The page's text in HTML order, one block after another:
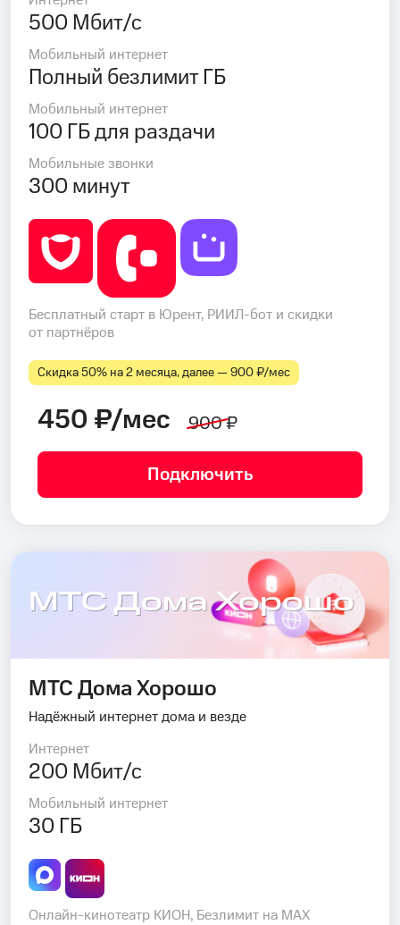
500 Мбит/с
Мобильный интернет
Полный безлимит ГБ
Мобильный интернет
100 ГБ для раздачи
Мобильные звонки
300 минут
Бесплатный старт в Юрент, РИИЛ-бот и скидки
от партнёров
Скидка 50% на 2 месяца, далее — 900 ₽⁠/⁠мес
450 ₽/мес 900 ₽
Подключить
МТС Дома Хорошо
МТС Дома Хорошо
Надёжный интернет дома и везде
Интернет
200 Мбит/с
Мобильный интернет
30 ГБ
Онлайн-кинотеатр КИОН, Безлимит на MAX